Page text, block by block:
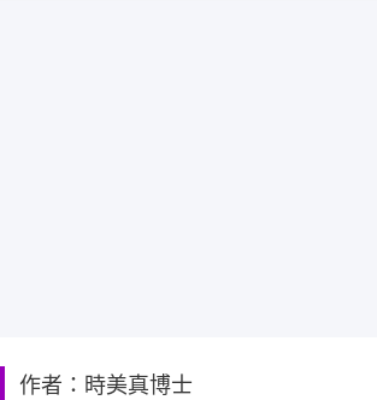
作者：時美真博士